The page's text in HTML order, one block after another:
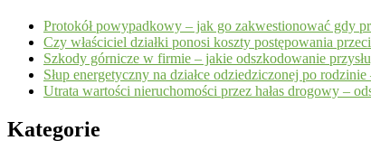
Protokół powypadkowy – jak go zakwestionować gdy
Czy właściciel działki ponosi koszty postępowania
Szkody górnicze w firmie – jakie odszkodowanie
Słup energetyczny na działce odziedziczonej po
Utrata wartości nieruchomości przez hałas drogowy –
Kategorie